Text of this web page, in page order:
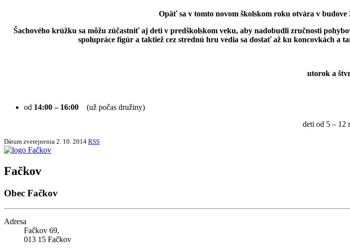
Opäť sa v tomto novom školskom roku otvára v
Šachového krúžku sa môžu zúčastniť aj deti v predškolskom veku, aby nadobudli zručnosti
spolupráce figúr a taktiež cez strednú hru vedia sa dostať až ku koncovkách
utorok a
od 14:00 – 16:00 (už počas družiny)
deti od 5 – 12
Dátum zverejnenia 2. 10. 2014 RSS
Fačkov
Obec Fačkov
Adresa
Fačkov 69,
013 15 Fačkov